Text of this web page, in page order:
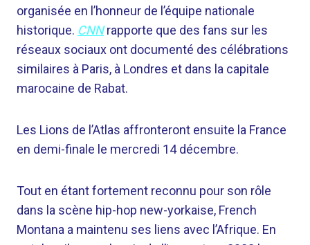
organisée en l’honneur de l’équipe nationale
historique. CNN rapporte que des fans sur les
réseaux sociaux ont documenté des célébrations
similaires à Paris, à Londres et dans la capitale
marocaine de Rabat.
Les Lions de l’Atlas affronteront ensuite la France
en demi-finale le mercredi 14 décembre.
Tout en étant fortement reconnu pour son rôle
dans la scène hip-hop new-yorkaise, French
Montana a maintenu ses liens avec l’Afrique. En